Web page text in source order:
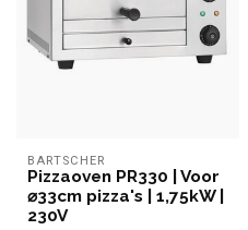
BARTSCHER
Pizzaoven PR330 | Voor
⌀33cm pizza's | 1,75kW |
230V